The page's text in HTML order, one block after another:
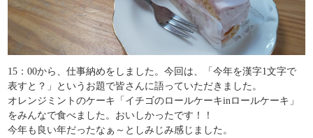
15：00から、仕事納めをしました。今回は、「今年を漢字1文字で
表すと？」というお題で皆さんに語っていただきました。
オレンジミントのケーキ「イチゴのロールケーキinロールケーキ」
をみんなで食べました。おいしかったです！！
今年も良い年だったなぁ～としみじみ感じました。